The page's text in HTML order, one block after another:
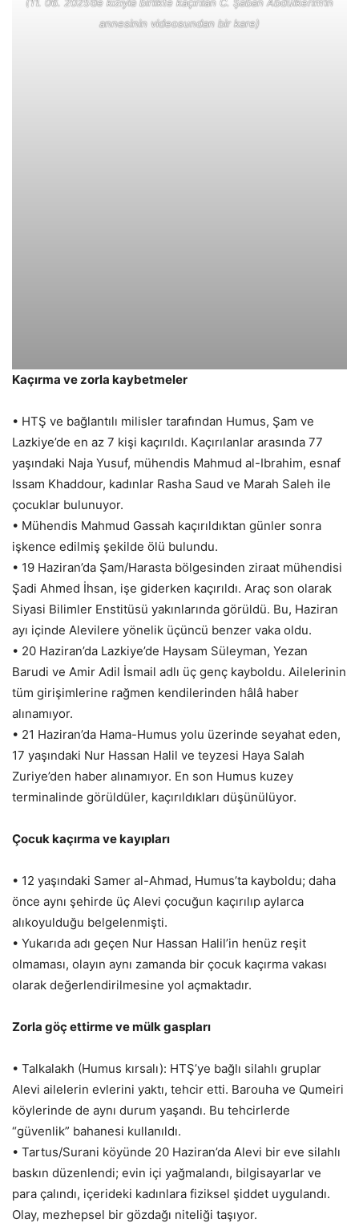
annesinin videosundan bir kare)
Kaçırma ve zorla kaybetmeler
• HTŞ ve bağlantılı milisler tarafından Humus, Şam ve
Lazkiye’de en az 7 kişi kaçırıldı. Kaçırılanlar arasında 77
yaşındaki Naja Yusuf, mühendis Mahmud al-Ibrahim, esnaf
Issam Khaddour, kadınlar Rasha Saud ve Marah Saleh ile
çocuklar bulunuyor.
• Mühendis Mahmud Gassah kaçırıldıktan günler sonra
işkence edilmiş şekilde ölü bulundu.
• 19 Haziran’da Şam/Harasta bölgesinden ziraat mühendisi
Şadi Ahmed İhsan, işe giderken kaçırıldı. Araç son olarak
Siyasi Bilimler Enstitüsü yakınlarında görüldü. Bu, Haziran
ayı içinde Alevilere yönelik üçüncü benzer vaka oldu.
• 20 Haziran’da Lazkiye’de Haysam Süleyman, Yezan
Barudi ve Amir Adil İsmail adlı üç genç kayboldu. Ailelerinin
tüm girişimlerine rağmen kendilerinden hâlâ haber
alınamıyor.
• 21 Haziran’da Hama-Humus yolu üzerinde seyahat eden,
17 yaşındaki Nur Hassan Halil ve teyzesi Haya Salah
Zuriye’den haber alınamıyor. En son Humus kuzey
terminalinde görüldüler, kaçırıldıkları düşünülüyor.
Çocuk kaçırma ve kayıpları
• 12 yaşındaki Samer al-Ahmad, Humus’ta kayboldu; daha
önce aynı şehirde üç Alevi çocuğun kaçırılıp aylarca
alıkoyulduğu belgelenmişti.
• Yukarıda adı geçen Nur Hassan Halil’in henüz reşit
olmaması, olayın aynı zamanda bir çocuk kaçırma vakası
olarak değerlendirilmesine yol açmaktadır.
Zorla göç ettirme ve mülk gaspları
• Talkalakh (Humus kırsalı): HTŞ’ye bağlı silahlı gruplar
Alevi ailelerin evlerini yaktı, tehcir etti. Barouha ve Qumeiri
köylerinde de aynı durum yaşandı. Bu tehcirlerde
“güvenlik” bahanesi kullanıldı.
• Tartus/Surani köyünde 20 Haziran’da Alevi bir eve silahlı
baskın düzenlendi; evin içi yağmalandı, bilgisayarlar ve
para çalındı, içerideki kadınlara fiziksel şiddet uygulandı.
Olay, mezhepsel bir gözdağı niteliği taşıyor.